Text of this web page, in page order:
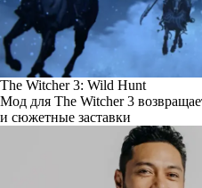
The Witcher 3: Wild Hunt
Мод для The Witcher 3
и сюжетные заставки